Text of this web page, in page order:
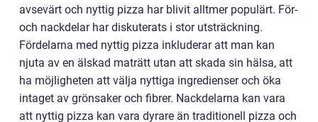
avsevärt och nyttig pizza har blivit alltmer populärt. För-
och nackdelar har diskuterats i stor utsträckning.
Fördelarna med nyttig pizza inkluderar att man kan
njuta av en älskad maträtt utan att skada sin hälsa, att
ha möjligheten att välja nyttiga ingredienser och öka
intaget av grönsaker och fibrer. Nackdelarna kan vara
att nyttig pizza kan vara dyrare än traditionell pizza och